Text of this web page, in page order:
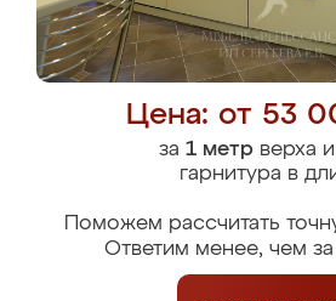
Цена: от 53
за 1 метрверха и
гарнитура в
Поможем рассчитать
Ответим менее, чем